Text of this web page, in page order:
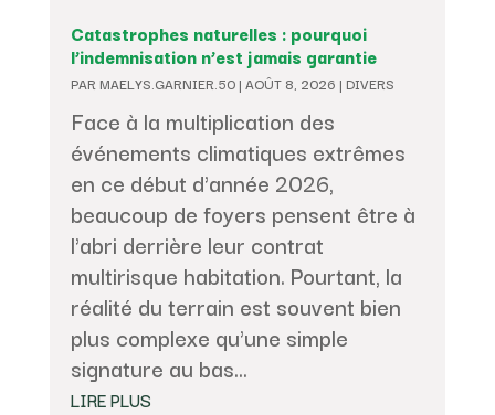
Catastrophes naturelles : pourquoi
l’indemnisation n’est jamais garantie
PAR MAELYS.GARNIER.50| AOÛT 8, 2026 | DIVERS
Face à la multiplication des
événements climatiques extrêmes
en ce début d'année 2026,
beaucoup de foyers pensent être à
l'abri derrière leur contrat
multirisque habitation. Pourtant, la
réalité du terrain est souvent bien
plus complexe qu'une simple
signature au bas...
LIRE PLUS